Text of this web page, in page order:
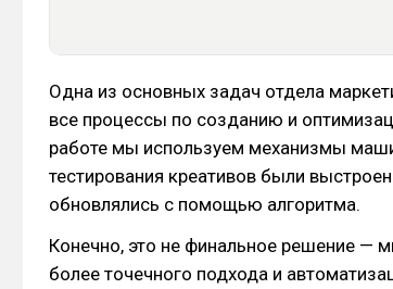
Одна из основных задач отдела
все процессы по созданию и
работе мы используем механизмы
тестирования креативов были
обновлялись с помощью алгоритма.
Конечно, это не финальное решение —
более точечного подхода и